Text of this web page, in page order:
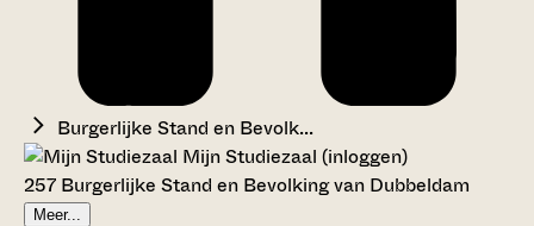
Burgerlijke Stand en Bevolk...
Mijn Studiezaal (inloggen)
257 Burgerlijke Stand en Bevolking van Dubbeldam
Meer...